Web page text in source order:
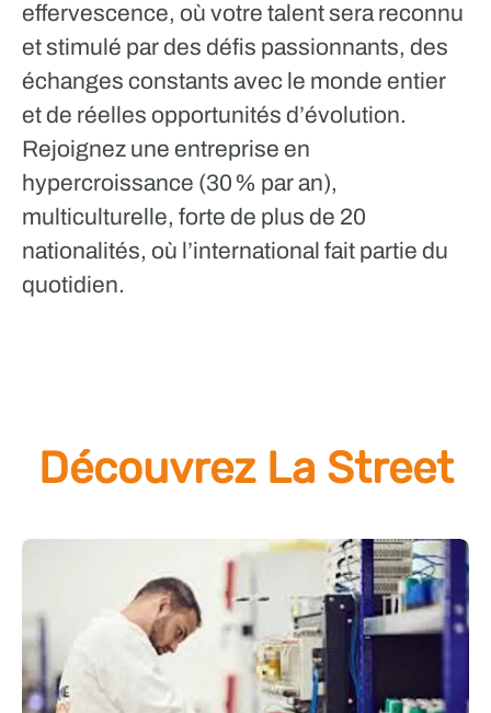
effervescence, où votre talent sera reconnu
et stimulé par des défis passionnants, des
échanges constants avec le monde entier
et de réelles opportunités d’évolution.
Rejoignez une entreprise en
hypercroissance (30 % par an),
multiculturelle, forte de plus de 20
nationalités, où l’international fait partie du
quotidien.
Découvrez La Street